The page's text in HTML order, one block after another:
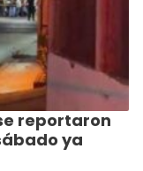
reportaron
ya